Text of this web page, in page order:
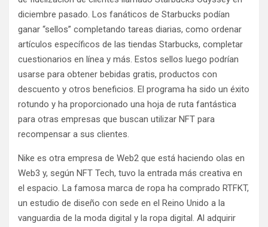
diciembre pasado. Los fanáticos de Starbucks podían
ganar “sellos” completando tareas diarias, como ordenar
artículos específicos de las tiendas Starbucks, completar
cuestionarios en línea y más. Estos sellos luego podrían
usarse para obtener bebidas gratis, productos con
descuento y otros beneficios. El programa ha sido un éxito
rotundo y ha proporcionado una hoja de ruta fantástica
para otras empresas que buscan utilizar NFT para
recompensar a sus clientes.
Nike es otra empresa de Web2 que está haciendo olas en
Web3 y, según NFT Tech, tuvo la entrada más creativa en
el espacio. La famosa marca de ropa ha comprado RTFKT,
un estudio de diseño con sede en el Reino Unido a la
vanguardia de la moda digital y la ropa digital. Al adquirir